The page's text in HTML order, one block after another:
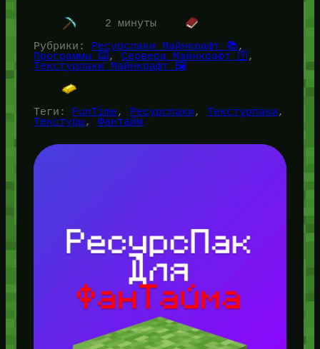
2 минуты
Рубрики:
Ресурспаки Майнкрафт 📚
Программы ⌨️, Сервера Майнкрафт 🛜
Текстурпаки Майнкрафт 🖼️
Теги: FunTime, Ресурспаки, Текстурпаки
Текстуры, Фантайм